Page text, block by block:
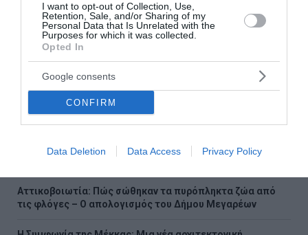
I want to opt-out of Collection, Use,
Retention, Sale, and/or Sharing of my
Personal Data that Is Unrelated with the
Purposes for which it was collected.
Opted In
Google consents
CONFIRM
Data Deletion Data Access Privacy Policy
Καβάλα: Έσβησε η φωτιά στο Κοκκινόχωμα, μεγάλη
κινητοποίηση πυροσβεστών και εθελοντών
Αυστρία: Εξάρθρωσε δίκτυο που προμήθευε τη ρωσική
αμυντική βιομηχανία παρά τις κυρώσεις
Ρωσία: Το Ανώτατο Δικαστήριο απέκλεισε το αντι-
πολεμικό κόμμα Yabloko από τις βουλευτικές εκλογές
Γιαννακόπουλος: «Του χρόνου θα υπογράψω τον Γιόκιτς –
Αττικοβοιωτία: Πώς σώθηκαν τα πυρόπληκτα ζώα από
τις φλόγες – Ο απολογισμός του Δήμου Μεγαρέων